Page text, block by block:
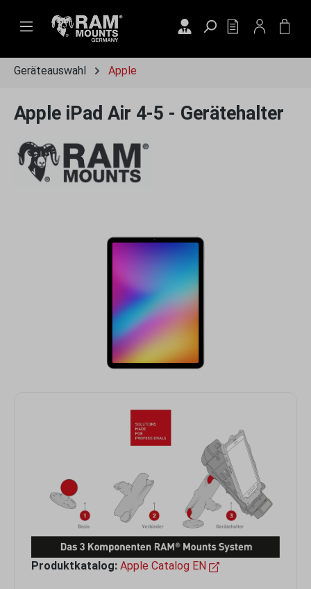
Zum Hauptinhalt springen
DU HAST 0
Geräteauswahl Apple
Apple iPad Air 4-5 - Gerätehalter
Produktkatalog: Apple Catalog EN